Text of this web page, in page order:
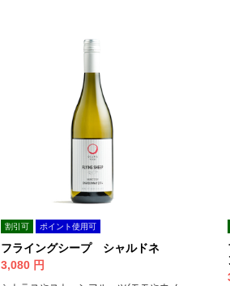
割引可 ポイント使用可
フライングシープ シャルドネ
3,080 円